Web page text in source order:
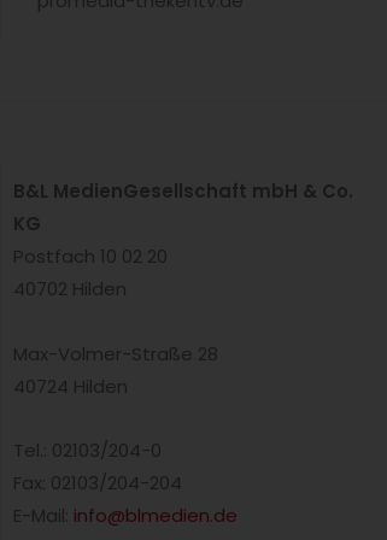
B&L MedienGesellschaft mbH & Co.
KG
Postfach 10 02 20
40702 Hilden
Max-Volmer-Straße 28
40724 Hilden
Tel.: 02103/204-0
Fax: 02103/204-204
E-Mail: info@blmedien.de